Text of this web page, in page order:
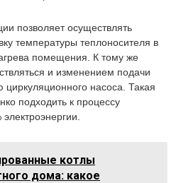
позволяет осуществлять
температуры теплоносителя в
помещения. К тому же
и изменением подачи
насоса. Такая
подходить к процессу
котлы
дома: какое